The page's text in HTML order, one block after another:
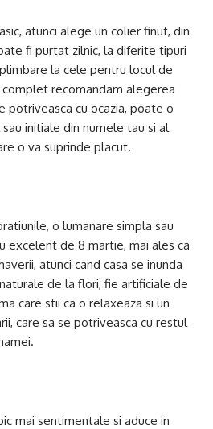
atunci alege un colier finut, din
fi purtat zilnic, la diferite tipuri
la cele pentru locul de
complet recomandam alegerea
potriveasca cu ocazia, poate o
initiale din numele tau si al
o va suprinde placut.
o lumanare simpla sau
excelent de 8 martie, mai ales ca
atunci cand casa se inunda
de la flori, fie artificiale de
care stii ca o relaxeaza si un
care sa se potriveasca cu restul
mai sentimentale si aduce in